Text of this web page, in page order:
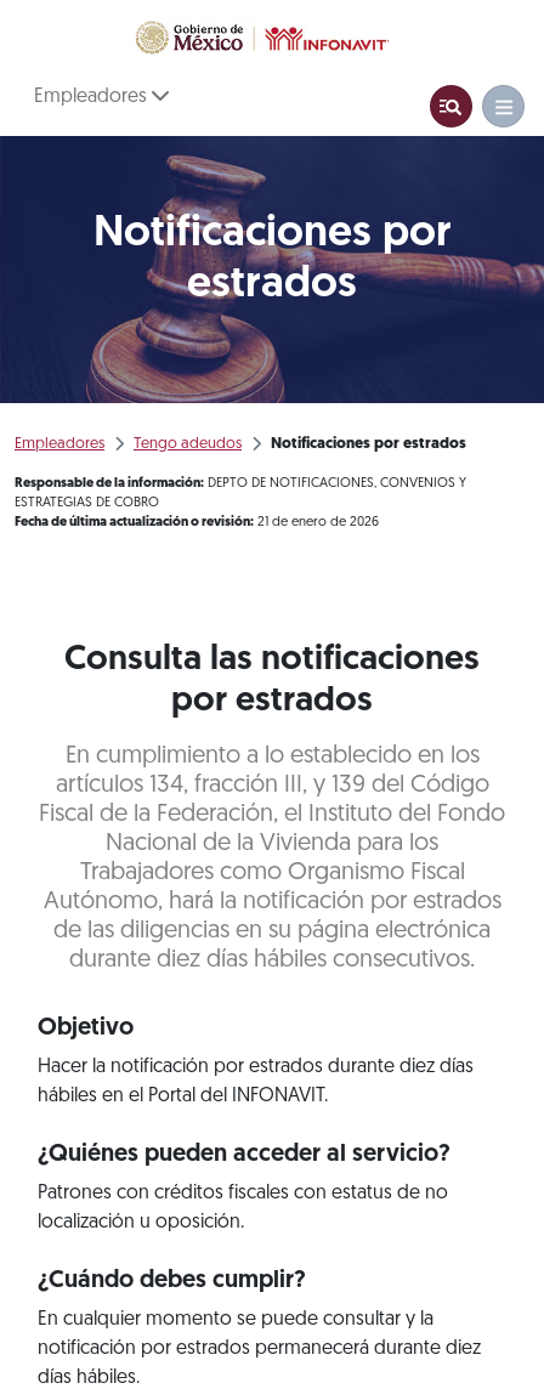
Empleadores
Notificaciones por
estrados
Empleadores Tengo adeudos Notificaciones por estrados
Responsable de la información: DEPTO DE NOTIFICACIONES, CONVENIOS Y
ESTRATEGIAS DE COBRO
Fecha de última actualización o revisión: 21 de enero de 2026
Consulta las notificaciones
por estrados
En cumplimiento a lo establecido en los
artículos 134, fracción III, y 139 del Código
Fiscal de la Federación, el Instituto del Fondo
Nacional de la Vivienda para los
Trabajadores como Organismo Fiscal
Autónomo, hará la notificación por estrados
de las diligencias en su página electrónica
durante diez días hábiles consecutivos.
Objetivo
Hacer la notificación por estrados durante diez días
hábiles en el Portal del INFONAVIT.
¿Quiénes pueden acceder al servicio?
Patrones con créditos fiscales con estatus de no
localización u oposición.
¿Cuándo debes cumplir?
En cualquier momento se puede consultar y la
notificación por estrados permanecerá durante diez
días hábiles.